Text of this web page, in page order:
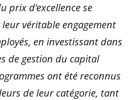
prix d’excellence se
véritable engagement
en investissant dans
de gestion du capital
ont été reconnus
de leur catégorie, tant